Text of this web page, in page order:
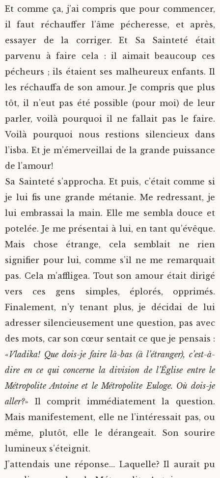
Et comme ça, j’ai compris que pour commencer,
il faut réchauffer l’âme pécheresse, et après,
essayer de la corriger. Et Sa Sainteté était
parvenu à faire cela : il aimait beaucoup ces
pécheurs ; ils étaient ses malheureux enfants. Il
les réchauffa de son amour. Je compris que plus
tôt, il n’eut pas été possible (pour moi) de leur
parler, voilà pourquoi il ne fallait pas le faire.
Voilà pourquoi nous restions silencieux dans
l’isba. Et je m’émerveillai de la grande puissance
de l’amour!
Sa Sainteté s’approcha. Et puis, c’était comme si
je lui fis une grande métanie. Me redressant, je
lui embrassai la main. Elle me sembla douce et
potelée. Je me présentai à lui, en tant qu’évêque.
Mais chose étrange, cela semblait ne rien
signifier pour lui, comme s’il ne me remarquait
pas. Cela m’affligea. Tout son amour était dirigé
vers ces gens simples, éplorés, opprimés.
Finalement, n’y tenant plus, je décidai de lui
adresser silencieusement une question, pas avec
des mots, car son cœur sentait ce que je pensais :
«Vladika! Que dois-je faire là-bas (à l’étranger), c’est-à-
dire en ce qui concerne la division de l’Église entre le
Métropolite Antoine et le Métropolite Euloge. Où dois-je
aller?» Il comprit immédiatement la question.
Mais manifestement, elle ne l’intéressait pas, ou
même, plutôt, elle le dérangeait. Son sourire
lumineux s’éteignit.
J’attendais une réponse… Laquelle? Il aurait pu